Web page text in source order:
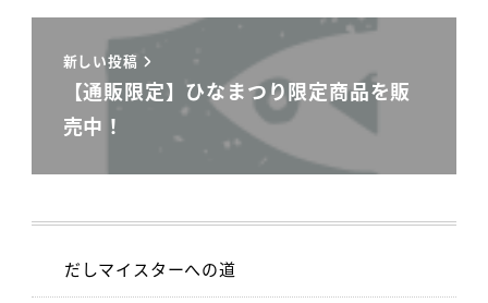
新しい投稿
【通販限定】ひなまつり限定商品を販
売中！
だしマイスターへの道